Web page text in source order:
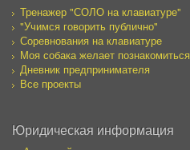
Тренажер "СОЛО на клавиатуре"
"Учимся говорить публично"
Соревнования на клавиатуре
Моя собака желает познакомиться
Дневник предпринимателя
Все проекты
Юридическая информация